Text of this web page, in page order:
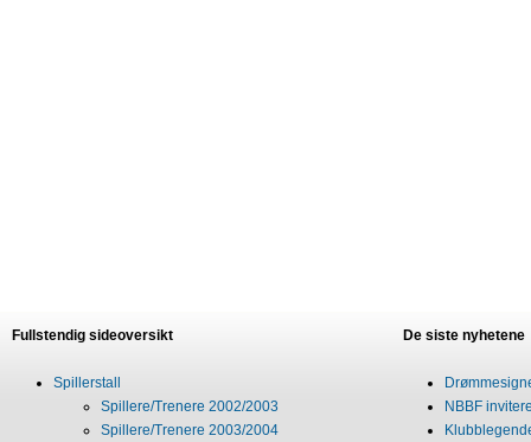
Fullstendig sideoversikt
Spillerstall
Spillere/Trenere 2002/2003
Spillere/Trenere 2003/2004
De siste nyhetene
NBBF